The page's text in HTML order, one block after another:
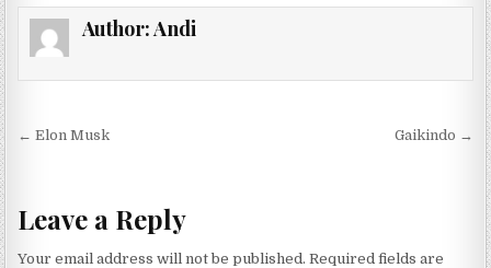
Author:Andi
Post navigation
← Elon Musk Gaikindo →
Leave a Reply
Your email address will not be published. Required fields are